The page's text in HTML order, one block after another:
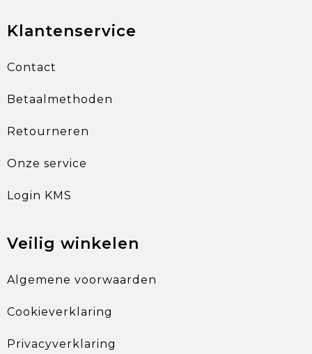
Klantenservice
Contact
Betaalmethoden
Retourneren
Onze service
Login KMS
Veilig winkelen
Algemene voorwaarden
Cookieverklaring
Privacyverklaring